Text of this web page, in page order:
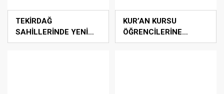
TEKİRDAĞ
SAHİLLERİNDE YENİ
NESİL İNSANSIZ
KUR’AN KURSU
ÖĞRENCİLERİNE
DONDURMA İKRAMI